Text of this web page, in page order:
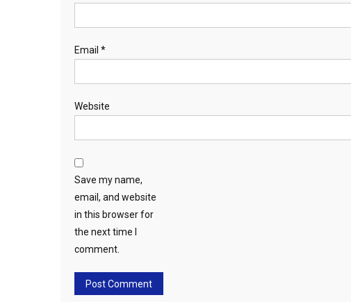
Email *
Website
Save my name,
email, and website
in this browser for
the next time I
comment.